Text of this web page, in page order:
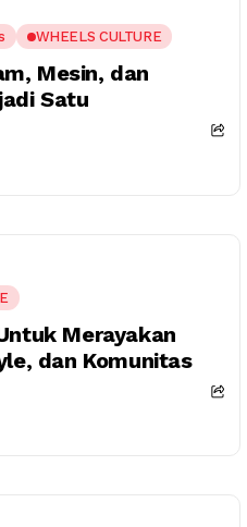
WHEELS CULTURE
Mesin, dan
Satu
Merayakan
dan Komunitas